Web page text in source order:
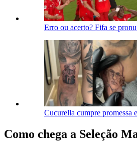
Erro ou acerto? Fifa se
Cucurella cumpre promessa
Como chega a Seleção